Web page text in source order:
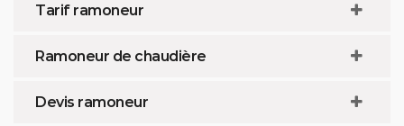
Tarif ramoneur
Ramoneur de chaudière
Devis ramoneur